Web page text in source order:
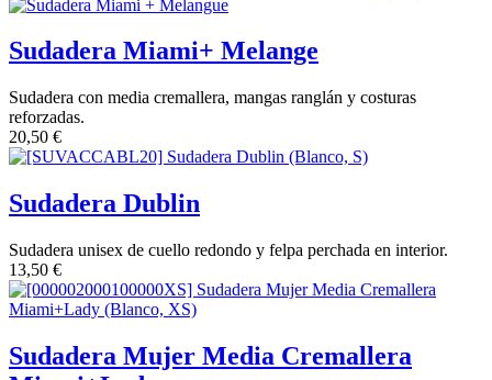
Sudadera Miami+ Melange
Sudadera con media cremallera, mangas ranglán y costuras
reforzadas.
20,50 €
Sudadera Dublin
Sudadera unisex de cuello redondo y felpa perchada en interior.
13,50 €
Sudadera Mujer Media Cremallera